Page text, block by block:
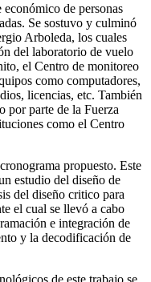
de personas
Se sostuvo y culminó
Arboleda, los cuales
del laboratorio de vuelo
el Centro de monitoreo
como computadores,
licencias, etc. También
por parte de la Fuerza
como el Centro
propuesto. Este
estudio del diseño de
del diseño critico para
el cual se llevó a cabo
e integración de
y la decodificación de
de este trabajo se